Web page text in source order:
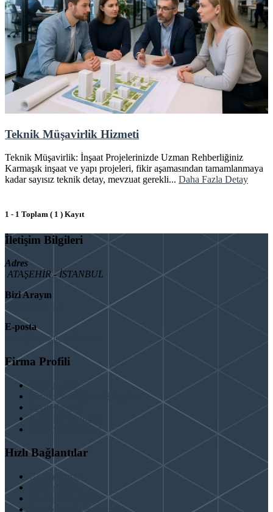
Teknik Müşavirlik Hizmeti
Teknik Müşavirlik: İnşaat Projelerinizde Uzman Rehberliğiniz
Karmaşık inşaat ve yapı projeleri, fikir aşamasından tamamlanmaya
kadar sayısız teknik detay, mevzuat gerekli... Daha Fazla Detay
1 - 1 Toplam ( 1 ) Kayıt
İletişim Bilgileri
Adres
ATAŞEHİR - İSTANBUL
Bizi Arayın
E-posta
info@binaguclendir.com
Firma Profili
Hakkımızda
Hizmet Verdiğimiz Bölgeler
Paydaşlarımız
İş Birliği Teklifleri
Şartlar ve Koşullar
Hızlı Bağlantılar
Güçlendirme
Hizmetlerimiz
Test & Analiz & Rapor